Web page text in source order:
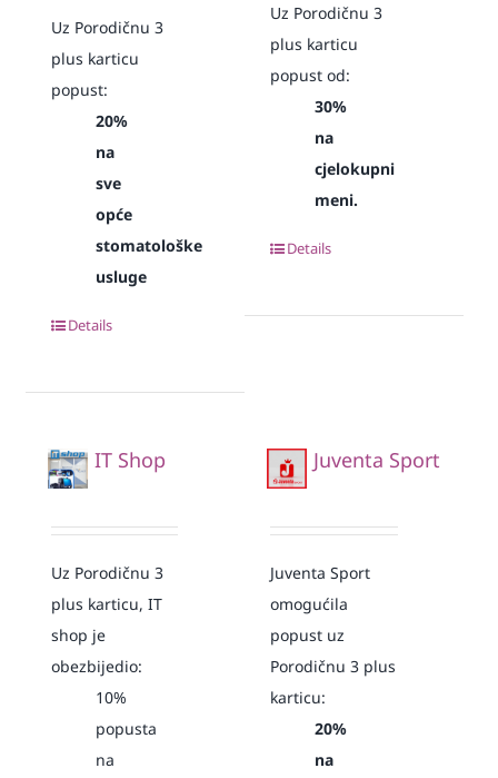
Uz Porodičnu 3
plus karticu
popust:
20%
na
sve
opće
stomatološke
usluge
Details
Uz Porodičnu 3
plus karticu
popust od:
30%
na
cjelokupni
meni.
Details
IT Shop
Uz Porodičnu 3
plus karticu, IT
shop je
obezbijedio:
10%
popusta
na
Juventa Sport
Juventa Sport
omogućila
popust uz
Porodičnu 3 plus
karticu:
20%
na